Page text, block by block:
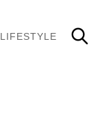
LIFESTYLE